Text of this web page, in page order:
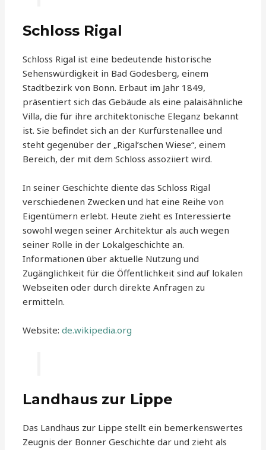
Schloss Rigal
Schloss Rigal ist eine bedeutende historische
Sehenswürdigkeit in Bad Godesberg, einem
Stadtbezirk von Bonn. Erbaut im Jahr 1849,
präsentiert sich das Gebäude als eine palaisähnliche
Villa, die für ihre architektonische Eleganz bekannt
ist. Sie befindet sich an der Kurfürstenallee und
steht gegenüber der „Rigal’schen Wiese“, einem
Bereich, der mit dem Schloss assoziiert wird.
In seiner Geschichte diente das Schloss Rigal
verschiedenen Zwecken und hat eine Reihe von
Eigentümern erlebt. Heute zieht es Interessierte
sowohl wegen seiner Architektur als auch wegen
seiner Rolle in der Lokalgeschichte an.
Informationen über aktuelle Nutzung und
Zugänglichkeit für die Öffentlichkeit sind auf lokalen
Webseiten oder durch direkte Anfragen zu
ermitteln.
Website:de.wikipedia.org
Landhaus zur Lippe
Das Landhaus zur Lippe stellt ein bemerkenswertes
Zeugnis der Bonner Geschichte dar und zieht als